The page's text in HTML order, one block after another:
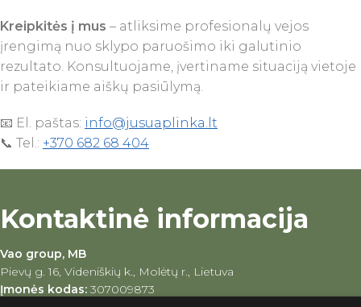
Kreipkitės į mus – atliksime profesionalų vejos
įrengimą nuo sklypo paruošimo iki galutinio
rezultato. Konsultuojame, įvertiname situaciją vietoje
ir pateikiame aiškų pasiūlymą.
📧 El. paštas: info@jusuaplinka.lt
📞 Tel.: +370 682 68 404
Kontaktinė informacija
Vao group, MB
Pievų g. 16, Videniškių k., Molėtų r., Lietuva
Įmonės kodas: 307009873